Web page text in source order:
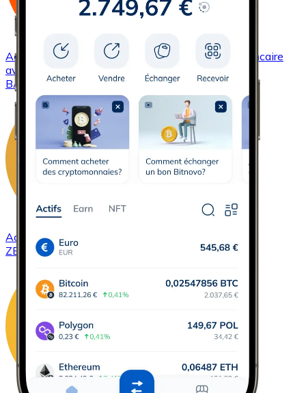
Acheter Basic Attention Tokenavec virement bancaire
avec carte
BAT
AcheterZCash
ZEC